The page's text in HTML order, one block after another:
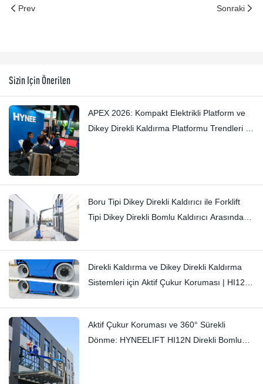
Prev Sonraki
Sizin Için Önerilen
APEX 2026: Kompakt Elektrikli Platform ve
Dikey Direkli Kaldırma Platformu Trendleri —
Boru Tipi Dikey Direkli Kaldırıcı ile Forklift
Tipi Dikey Direkli Bomlu Kaldırıcı Arasındaki
Direkli Kaldırma ve Dikey Direkli Kaldırma
Sistemleri için Aktif Çukur Koruması | HI12N
Aktif Çukur Koruması ve 360° Sürekli
Dönme: HYNEELIFT HI12N Direkli Bomlu